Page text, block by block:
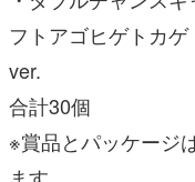
フトアゴヒゲトカ
ver.
合計30個
※賞品とパッケージ